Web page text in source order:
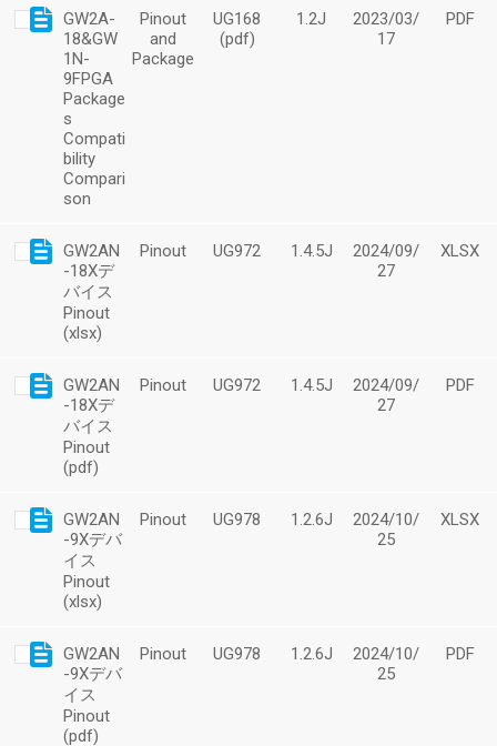
GW2A-
18&GW
1N-
9FPGA
Package
s
Compati
bility
Compari
son
Pinout
and
Package
UG168
(pdf)
1.2J
2023/03/
17
PDF
GW2AN
-18Xデ
バイス
Pinout
(xlsx)
Pinout UG972 1.4.5J
2024/09/
27
XLSX
GW2AN
-18Xデ
バイス
Pinout
(pdf)
Pinout UG972 1.4.5J
2024/09/
27
PDF
GW2AN
-9Xデバ
イス
Pinout
(xlsx)
Pinout UG978 1.2.6J
2024/10/
25
XLSX
GW2AN
-9Xデバ
イス
Pinout
(pdf)
Pinout UG978 1.2.6J
2024/10/
25
PDF